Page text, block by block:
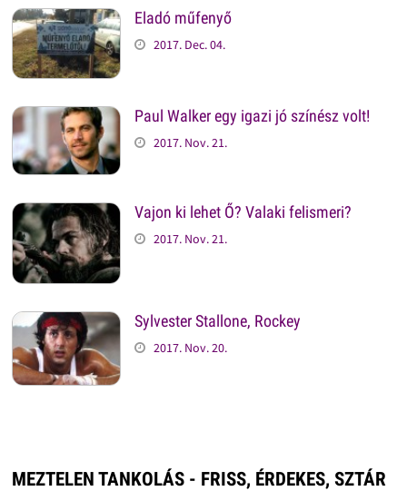
Eladó műfenyő
2017. Dec. 04.
Paul Walker egy igazi jó színész volt!
2017. Nov. 21.
Vajon ki lehet Ő? Valaki felismeri?
2017. Nov. 21.
Sylvester Stallone, Rockey
2017. Nov. 20.
MEZTELEN TANKOLÁS - FRISS, ÉRDEKES, SZTÁR